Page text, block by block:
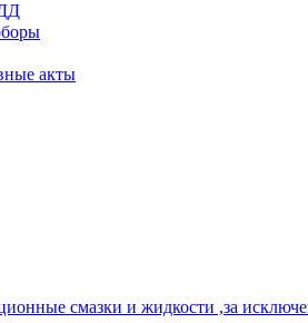
акты
смазки и жидкости ,за